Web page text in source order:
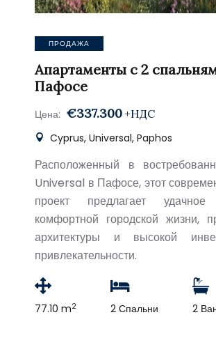
ПРОДАЖА
Апартаменты с 2
Пафосе
Цена: €337.300 +НДС
Cyprus, Universal, Paphos
Расположенный в
Universal в Пафосе, этот
проект предлагает удачное
комфортной городской жизни,
архитектуры и высокой
привлекательности.
77.10 m2 2 Спальни 2